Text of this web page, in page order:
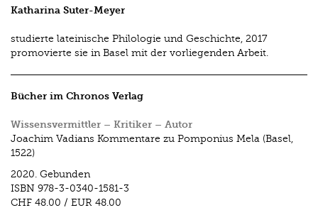
Katharina Suter-Meyer
studierte lateinische Philologie und Geschichte, 2017
promovierte sie in Basel mit der vorliegenden Arbeit.
Bücher im Chronos Verlag
Wissensvermittler – Kritiker – Autor
Joachim Vadians Kommentare zu Pomponius Mela (Basel,
1522)
2020. Gebunden
ISBN 978-3-0340-1581-3
CHF 48.00 / EUR 48.00